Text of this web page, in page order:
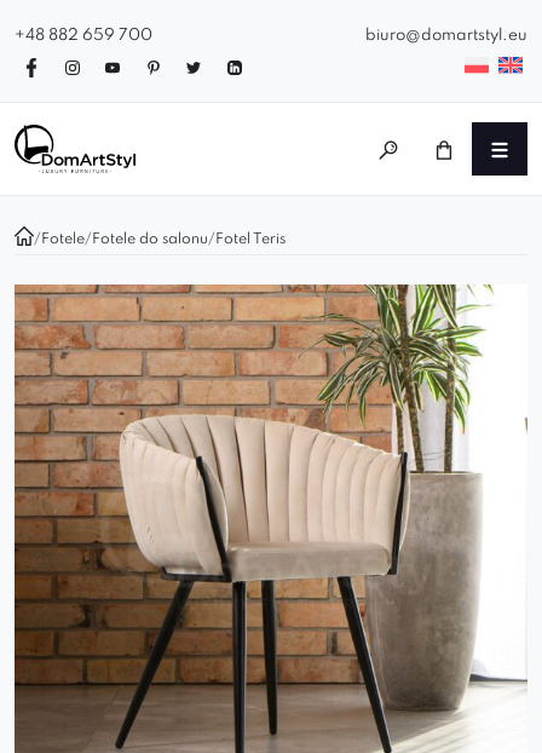
+48 882 659 700 biuro@domartstyl.eu
/ Fotele/ Fotele do salonu/ Fotel Teris